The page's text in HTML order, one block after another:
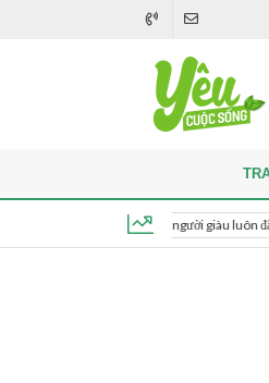
Khi thắp hương, người giàu luôn đặt lọ hoa